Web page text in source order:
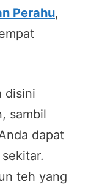
Perahu,
disini
sambil
dapat
teh yang